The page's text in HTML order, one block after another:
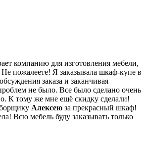
компанию для изготовления мебели,
пожалеете! Я заказывала шкаф-купе в
заказа и заканчивая
не было. Все было сделано очень
К тому же мне ещё скидку сделали!
Алексею за прекрасный шкаф!
Всю мебель буду заказывать только